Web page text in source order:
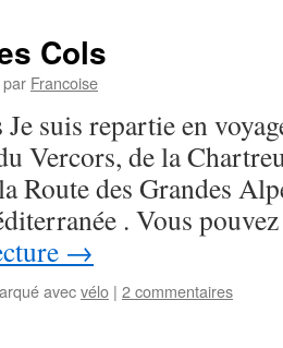
Cols
par Francoise
suis repartie en
Vercors, de la
Route des Grandes
. Vous
→
avecvélo | 2 commentaires